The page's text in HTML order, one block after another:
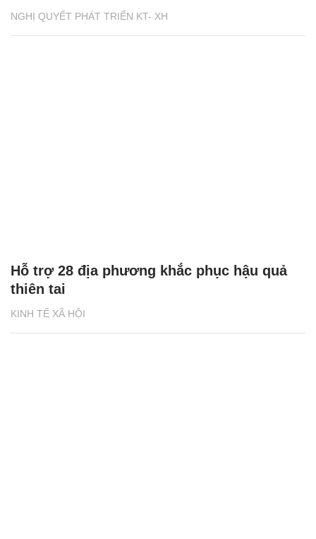
NGHỊ QUYẾT PHÁT TRIỂN KT- XH
KINH TẾ XÃ HỘI
Hỗ trợ 28 địa phương khắc phục hậu quả
thiên tai